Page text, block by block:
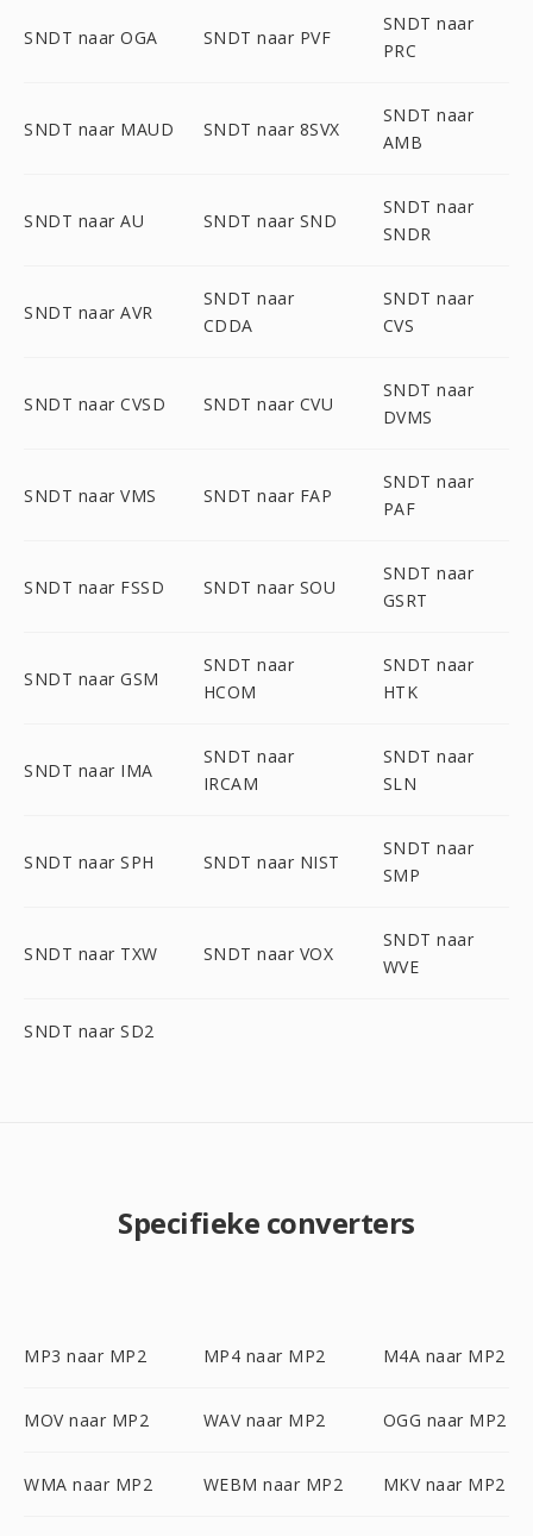
SNDT naar OGA SNDT naar PVF
SNDT naar
PRC
SNDT naar MAUD SNDT naar 8SVX
SNDT naar
AMB
SNDT naar AU SNDT naar SND
SNDT naar
SNDR
SNDT naar AVR
SNDT naar
CDDA
SNDT naar
CVS
SNDT naar CVSD SNDT naar CVU
SNDT naar
DVMS
SNDT naar VMS SNDT naar FAP
SNDT naar
PAF
SNDT naar FSSD SNDT naar SOU
SNDT naar
GSRT
SNDT naar GSM
SNDT naar
HCOM
SNDT naar
HTK
SNDT naar IMA
SNDT naar
IRCAM
SNDT naar
SLN
SNDT naar SPH SNDT naar NIST
SNDT naar
SMP
SNDT naar TXW SNDT naar VOX
SNDT naar
WVE
SNDT naar SD2
Specifieke converters
MP3 naar MP2 MP4 naar MP2 M4A naar MP2
MOV naar MP2 WAV naar MP2 OGG naar MP2
WMA naar MP2 WEBM naar MP2 MKV naar MP2